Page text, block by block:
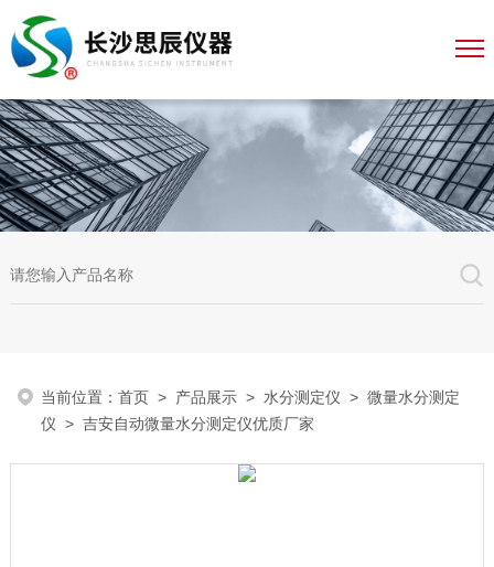
当前位置：首页 > 产品展示 > 水分测定仪 >微量水分测定
仪 > 吉安自动微量水分测定仪优质厂家